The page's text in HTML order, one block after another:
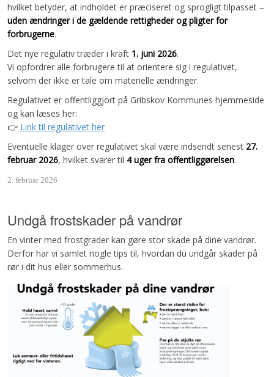
hvilket betyder, at indholdet er præciseret og sprogligt tilpasset –
uden ændringer i de gældende rettigheder og pligter for
forbrugerne.
Det nye regulativ træder i kraft 1. juni 2026.
Vi opfordrer alle forbrugere til at orientere sig i regulativet,
selvom der ikke er tale om materielle ændringer.
Regulativet er offentliggjort på Gribskov Kommunes hjemmeside
og kan læses her:
👉 Link til regulativet her
Eventuelle klager over regulativet skal være indsendt senest 27.
februar 2026, hvilket svarer til 4 uger fra offentliggørelsen.
2. februar 2026
Undgå frostskader på vandrør
En vinter med frostgrader kan gøre stor skade på dine vandrør.
Derfor har vi samlet nogle tips til, hvordan du undgår skader på
rør i dit hus eller sommerhus.